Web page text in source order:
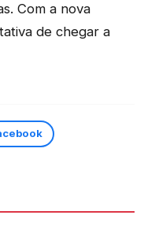
Com a nova
de chegar a